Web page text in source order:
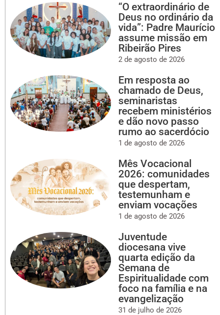
“O extraordinário de
Deus no ordinário da
vida”: Padre Maurício
assume missão em
Ribeirão Pires
2 de agosto de 2026
Em resposta ao
chamado de Deus,
seminaristas
recebem ministérios
e dão novo passo
rumo ao sacerdócio
1 de agosto de 2026
Mês Vocacional
2026: comunidades
que despertam,
testemunham e
enviam vocações
1 de agosto de 2026
Juventude
diocesana vive
quarta edição da
Semana de
Espiritualidade com
foco na família e na
evangelização
31 de julho de 2026